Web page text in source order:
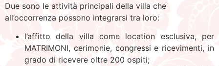
Due sono le attività principali della villa che
all’occorrenza possono integrarsi tra loro:
l’affitto della villa come location esclusiva, per
MATRIMONI, cerimonie, congressi e ricevimenti, in
grado di ricevere oltre 200 ospiti;